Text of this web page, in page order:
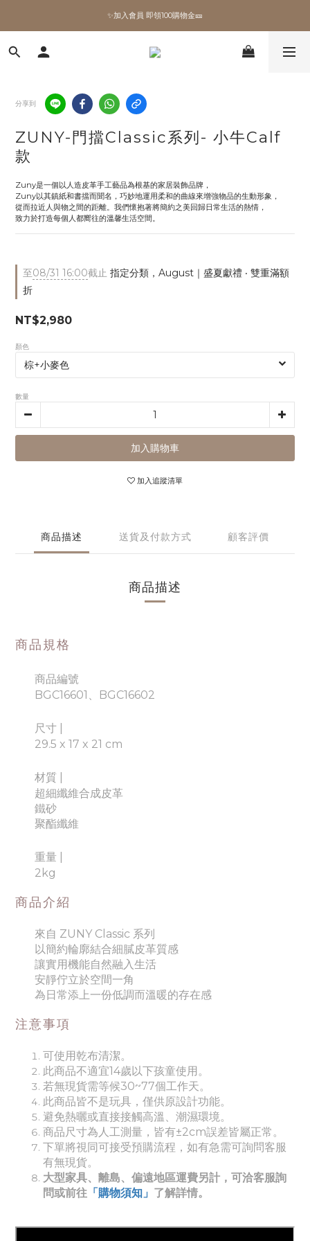
✨加入會員 即領100購物金🎫
✨加入會員 即領100購物金🎫
全館滿額現折🔥
✨加入會員 即領100購物金🎫
分享到
ZUNY-門擋Classic系列- 小牛Calf
款
Zuny是一個以人造皮革手工藝品為根基的家居裝飾品牌，
Zuny以其鎮紙和書擋而聞名，巧妙地運用柔和的曲線來增強物品的生動形象，
從而拉近人與物之間的距離。我們懷抱著將簡約之美回歸日常生活的熱情，
致力於打造每個人都嚮往的溫馨生活空間。
至08/31 16:00截止 指定分類，August｜盛夏獻禮 ‧ 雙重滿額
折
NT$2,980
顏色
數量
加入購物車
加入追蹤清單
商品描述 送貨及付款方式 顧客評價
商品描述
商品規格
商品編號
BGC16601、BGC16602
尺寸 |
29.5 x 17 x 21 cm
材質
超細纖維合成皮革
鐵砂
聚酯纖維
重量
2kg
商品介紹
來自 ZUNY Classic 系列
以簡約輪廓結合細膩皮革質感
讓實用機能自然融入生活
安靜佇立於空間一角
為日常添上一份低調而溫暖的存在感
注意事項
可使用乾布清潔。
此商品不適宜14歲以下孩童使用。
若無現貨需等候30~77個工作天。
此商品皆不是玩具，僅供原設計功能。
避免熱曬或直接接觸高溫、潮濕環境。
商品尺寸為人工測量，皆有±2cm誤差皆屬正常。
下單將視同可接受預購流程，如有急需可詢問客服
有無現貨。
大型家具、離島、偏遠地區運費另計，可洽客服詢
問或前往 「購物須知」 了解詳情。